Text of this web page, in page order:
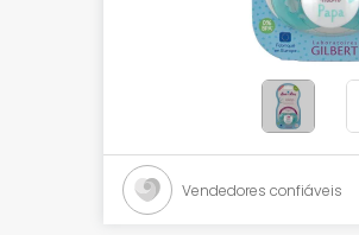
Promoções
Vendedores confiáveis